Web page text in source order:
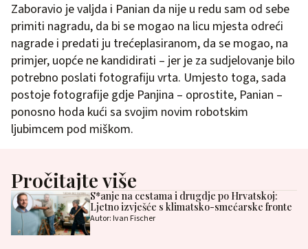
Zaboravio je valjda i Panian da nije u redu sam od sebe
primiti nagradu, da bi se mogao na licu mjesta odreći
nagrade i predati ju trećeplasiranom, da se mogao, na
primjer, uopće ne kandidirati – jer je za sudjelovanje bilo
potrebno poslati fotografiju vrta. Umjesto toga, sada
postoje fotografije gdje Panjina – oprostite, Panian –
ponosno hoda kući sa svojim novim robotskim
ljubimcem pod miškom.
Pročitajte više
S*anje na cestama i drugdje po Hrvatskoj:
Ljetno izvješće s klimatsko-smećarske fronte
Autor: Ivan Fischer